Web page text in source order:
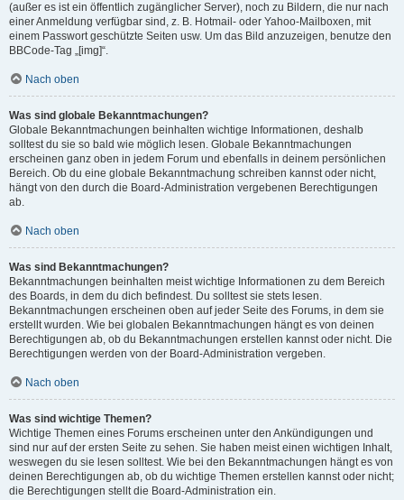
(außer es ist ein öffentlich zugänglicher Server), noch zu Bildern, die nur nach
einer Anmeldung verfügbar sind, z. B. Hotmail- oder Yahoo-Mailboxen, mit
einem Passwort geschützte Seiten usw. Um das Bild anzuzeigen, benutze den
BBCode-Tag „[img]“.
Nach oben
Was sind globale Bekanntmachungen?
Globale Bekanntmachungen beinhalten wichtige Informationen, deshalb
solltest du sie so bald wie möglich lesen. Globale Bekanntmachungen
erscheinen ganz oben in jedem Forum und ebenfalls in deinem persönlichen
Bereich. Ob du eine globale Bekanntmachung schreiben kannst oder nicht,
hängt von den durch die Board-Administration vergebenen Berechtigungen
ab.
Nach oben
Was sind Bekanntmachungen?
Bekanntmachungen beinhalten meist wichtige Informationen zu dem Bereich
des Boards, in dem du dich befindest. Du solltest sie stets lesen.
Bekanntmachungen erscheinen oben auf jeder Seite des Forums, in dem sie
erstellt wurden. Wie bei globalen Bekanntmachungen hängt es von deinen
Berechtigungen ab, ob du Bekanntmachungen erstellen kannst oder nicht. Die
Berechtigungen werden von der Board-Administration vergeben.
Nach oben
Was sind wichtige Themen?
Wichtige Themen eines Forums erscheinen unter den Ankündigungen und
sind nur auf der ersten Seite zu sehen. Sie haben meist einen wichtigen Inhalt,
weswegen du sie lesen solltest. Wie bei den Bekanntmachungen hängt es von
deinen Berechtigungen ab, ob du wichtige Themen erstellen kannst oder nicht;
die Berechtigungen stellt die Board-Administration ein.